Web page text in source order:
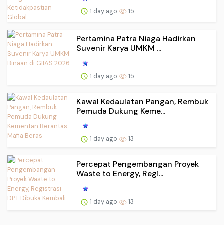
1 day ago 15
Pertamina Patra Niaga Hadirkan
Suvenir Karya UMKM ...
1 day ago 15
Kawal Kedaulatan Pangan, Rembuk
Pemuda Dukung Keme...
1 day ago 13
Percepat Pengembangan Proyek
Waste to Energy, Regi...
1 day ago 13